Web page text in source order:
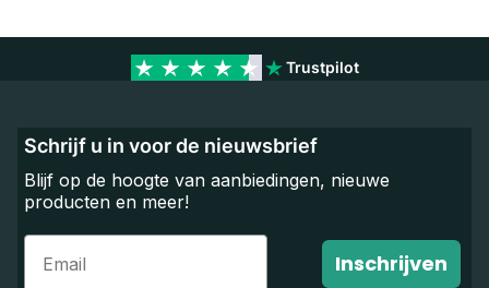
Trustpilot
Schrijf u in voor de nieuwsbrief
Blijf op de hoogte van aanbiedingen, nieuwe
producten en meer!
Email
Inschrijven